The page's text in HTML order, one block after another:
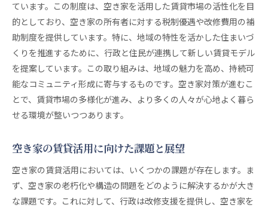
ています。この制度は、空き家を活用した賃貸市場の活性化を目
的としており、空き家の所有者に対する税制優遇や改修費用の補
助制度を提供しています。特に、地域の特性を活かした住まいづ
くりを推進するために、行政と住民が連携して新しい賃貸モデル
を提案しています。この取り組みは、地域の魅力を高め、持続可
能なコミュニティ形成に寄与するものです。空き家対策が進むこ
とで、賃貸市場の多様化が進み、より多くの人々が心地よく暮ら
せる環境が整いつつあります。
空き家の賃貸活用に向けた課題と展望
空き家の賃貸活用においては、いくつかの課題が存在します。ま
ず、空き家の老朽化や構造の問題をどのように解決するかが大き
な課題です。これに対して、行政は改修支援を提供し、空き家を